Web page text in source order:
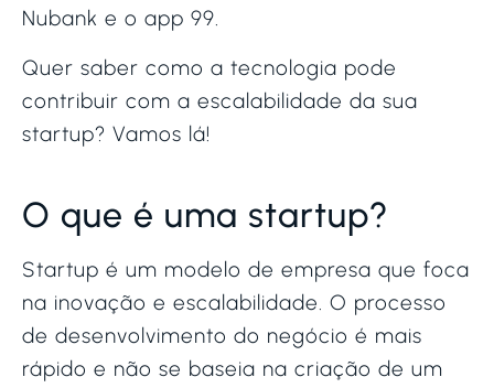
Nubank e o app 99.
Quer saber como a tecnologia pode
contribuir com a escalabilidade da sua
startup? Vamos lá!
O que é uma startup?
Startup é um modelo de empresa que foca
na inovação e escalabilidade. O processo
de desenvolvimento do negócio é mais
rápido e não se baseia na criação de um